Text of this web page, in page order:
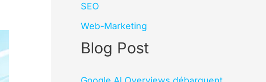
SEO
Web-Marketing
Blog Post